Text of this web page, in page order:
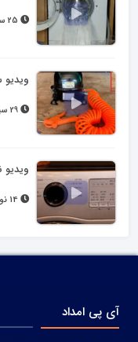
آی پی امداد